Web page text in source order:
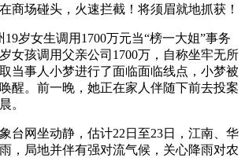
商场碰头，火速拦截！将须眉就地抓获！
岁女生调用1700万元当“榜一大姐”事务
女孩调用父亲公司1700万，自称坐牢无所
事人小梦进行了面临面临线点，小梦被
醒。前一晚，她正在家人伴随下前去投案
。
网坐动静，估计22日至23日，江南、华
，局地并伴有强对流气候，关心降雨对农